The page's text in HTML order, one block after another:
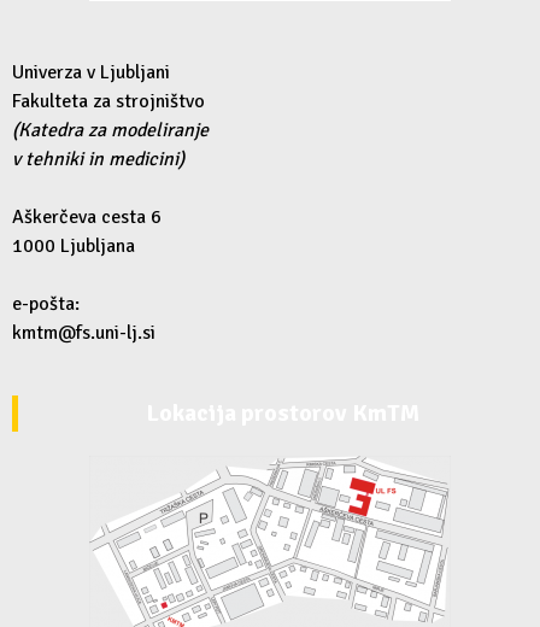
Univerza v Ljubljani
Fakulteta za strojništvo
(Katedra za modeliranje
v tehniki in medicini)
Aškerčeva cesta 6
1000 Ljubljana
e-pošta:
kmtm@fs.uni-lj.si